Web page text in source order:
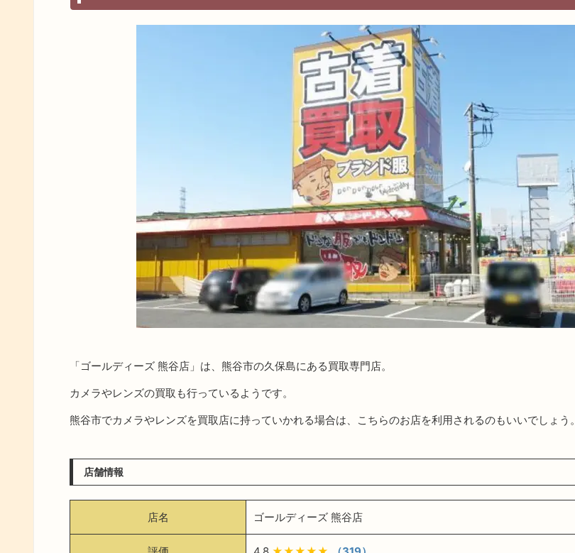
「ゴールディーズ 熊谷店」は、熊谷市の久保島にある買取専門店。
カメラやレンズの買取も行っているようです。
熊谷市でカメラやレンズを買取店に持っていかれる場合は、こちらのお店を利用されるのもいいでしょう。
店舗情報
店名 ゴールディーズ 熊谷店